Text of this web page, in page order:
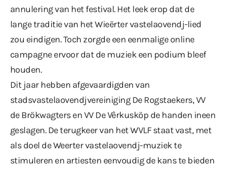
annulering van het festival. Het leek erop dat de
lange traditie van het Wieërter vastelaovendj-lied
zou eindigen. Toch zorgde een eenmalige online
campagne ervoor dat de muziek een podium bleef
houden.
Dit jaar hebben afgevaardigden van
stadsvastelaovendjvereiniging De Rogstaekers, VV
de Brökwagters en VV De Vêrkusköp de handen ineen
geslagen. De terugkeer van het WVLF staat vast, met
als doel de Weerter vastelaovendj-muziek te
stimuleren en artiesten eenvoudig de kans te bieden